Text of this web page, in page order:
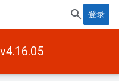
登录
v4.16.05